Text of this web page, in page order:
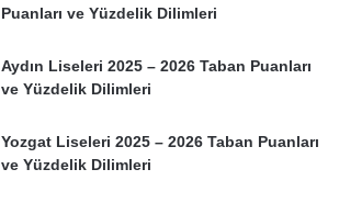
Puanları ve Yüzdelik Dilimleri
Aydın Liseleri 2025 – 2026 Taban Puanları
ve Yüzdelik Dilimleri
Yozgat Liseleri 2025 – 2026 Taban Puanları
ve Yüzdelik Dilimleri